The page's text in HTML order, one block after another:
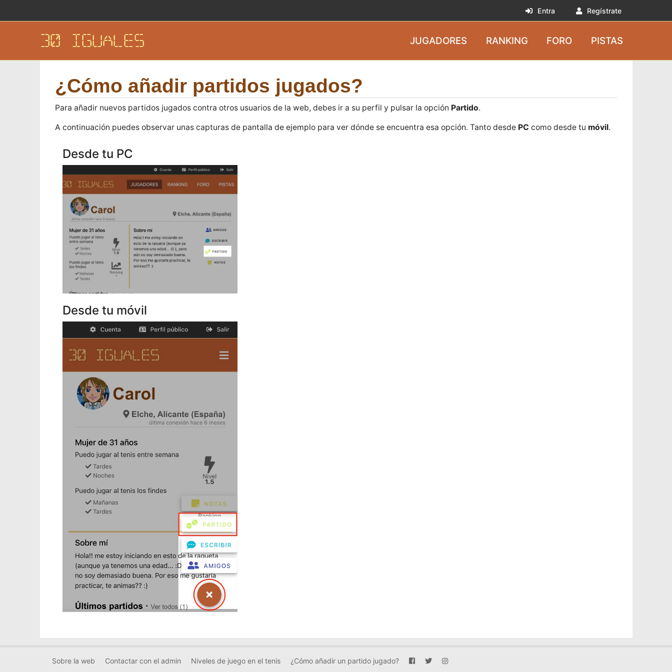
Entra Regístrate
30 IGUALES JUGADORES RANKING FORO PISTAS
¿Cómo añadir partidos jugados?
Para añadir nuevos partidos jugados contra otros usuarios de la web, debes ir a su perfil y pulsar la opción Partido.
A continuación puedes observar unas capturas de pantalla de ejemplo para ver dónde se encuentra esa opción. Tanto desde PC como desde tu móvil.
Desde tu PC
Desde tu móvil
Sobre la web Contactar con el admin Niveles de juego en el tenis ¿Cómo añadir un partido jugado?